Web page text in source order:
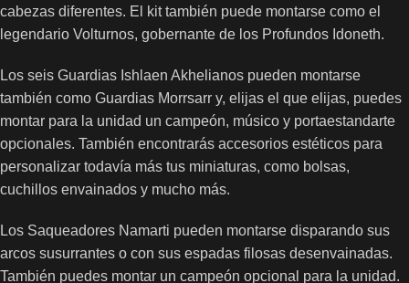
cabezas diferentes. El kit también puede montarse como el
legendario Volturnos, gobernante de los Profundos Idoneth.
Los seis Guardias Ishlaen Akhelianos pueden montarse
también como Guardias Morrsarr y, elijas el que elijas, puedes
montar para la unidad un campeón, músico y portaestandarte
opcionales. También encontrarás accesorios estéticos para
personalizar todavía más tus miniaturas, como bolsas,
cuchillos envainados y mucho más.
Los Saqueadores Namarti pueden montarse disparando sus
arcos susurrantes o con sus espadas filosas desenvainadas.
También puedes montar un campeón opcional para la unidad.